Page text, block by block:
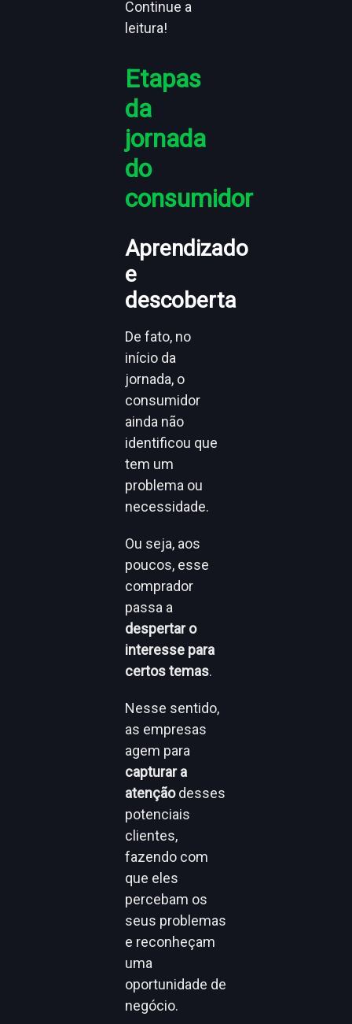
Continue a
leitura!
Etapas
da
jornada
do
consumidor
Aprendizado
e
descoberta
De fato, no
início da
jornada, o
consumidor
ainda não
identificou que
tem um
problema ou
necessidade.
Ou seja, aos
poucos, esse
comprador
passa a
despertar o
interesse para
certos temas.
Nesse sentido,
as empresas
agem para
capturar a
atençãodesses
potenciais
clientes,
fazendo com
que eles
percebam os
seus problemas
e reconheçam
uma
oportunidade de
negócio.